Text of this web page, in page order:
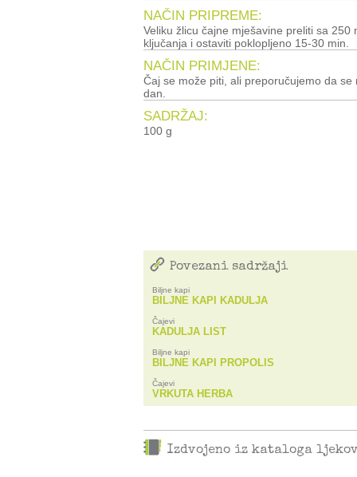
NAČIN PRIPREME:
Veliku žlicu čajne mješavine preliti sa 250 ml ključale vode, zagrijati do
ključanja i ostaviti poklopljeno 15-30 min.
NAČIN PRIMJENE:
Čaj se može piti, ali preporučujemo da
dan.
SADRŽAJ:
100 g
Povezani sadržaji
Biljne kapi
BILJNE KAPI KADULJA
Čajevi
KADULJA LIST
Biljne kapi
BILJNE KAPI PROPOLIS
Čajevi
VRKUTA HERBA
Izdvojeno iz kataloga